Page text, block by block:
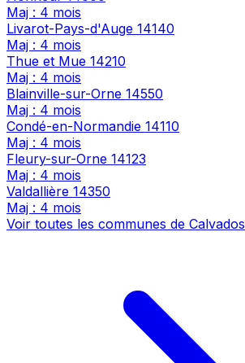
Maj : 4 mois
Livarot-Pays-d'Auge 14140
Maj : 4 mois
Thue et Mue 14210
Maj : 4 mois
Blainville-sur-Orne 14550
Maj : 4 mois
Condé-en-Normandie 14110
Maj : 4 mois
Fleury-sur-Orne 14123
Maj : 4 mois
Valdallière 14350
Maj : 4 mois
Voir toutes les communes de Calvados